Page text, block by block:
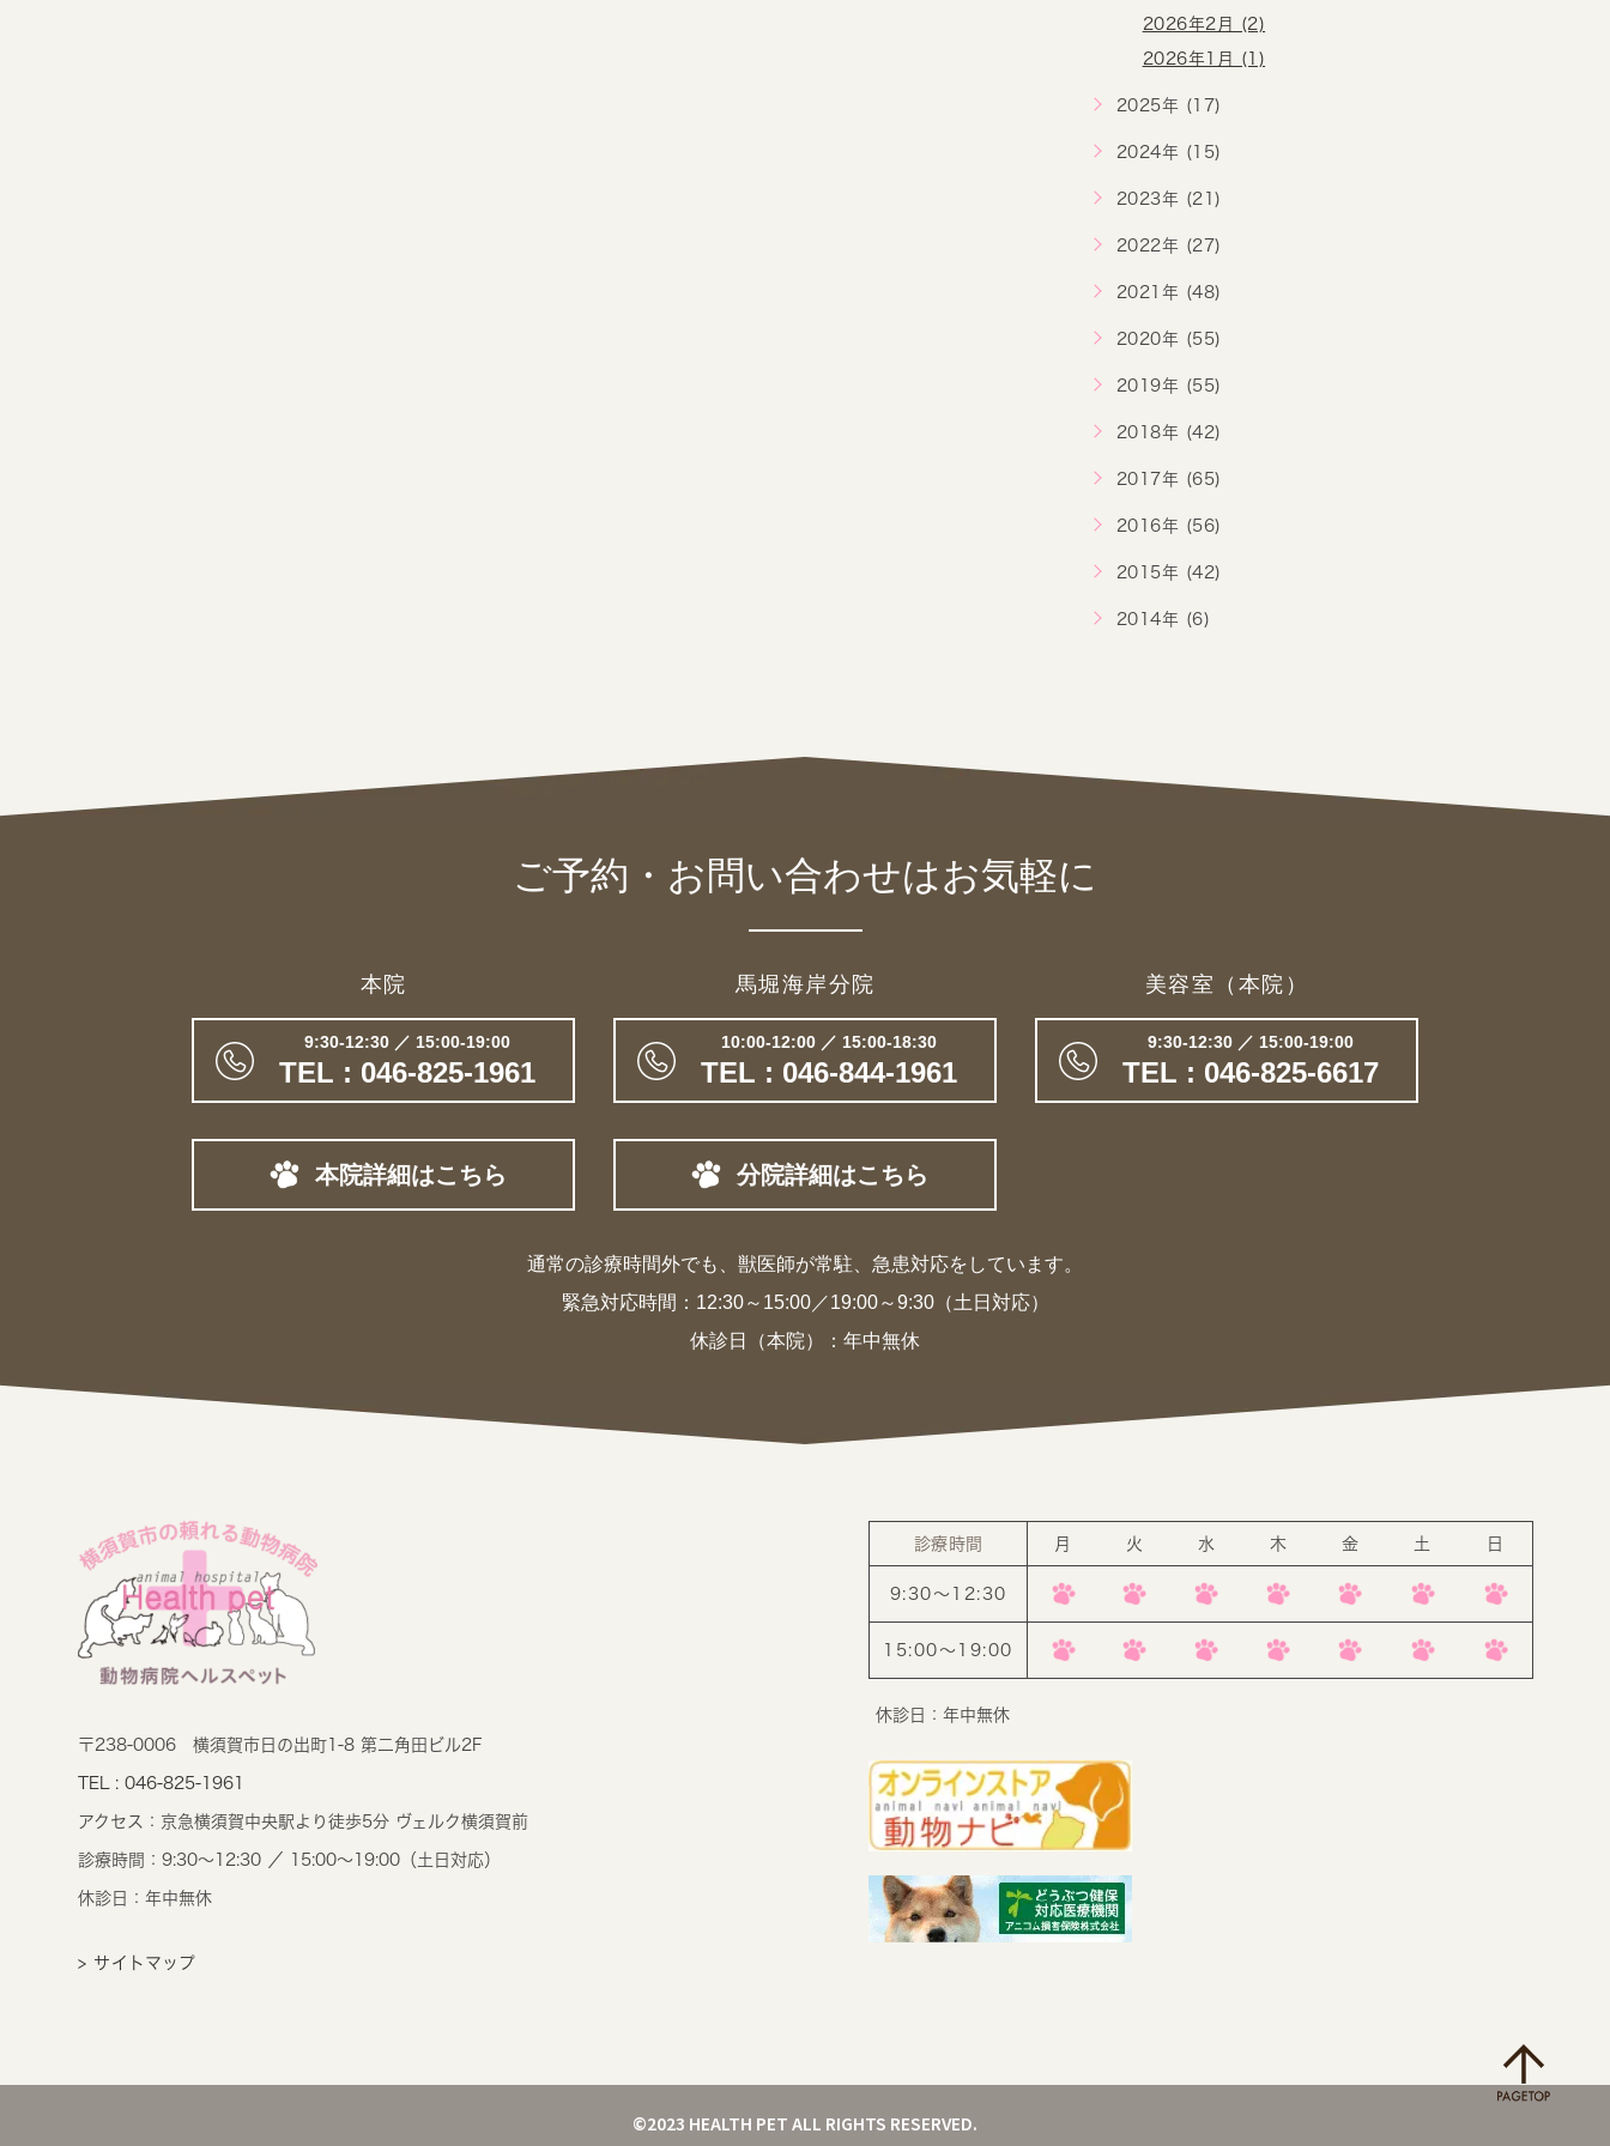
2026年2月 (2)
2026年1月 (1)
2025年 (17)
2024年 (15)
2023年 (21)
2022年 (27)
2021年 (48)
2020年 (55)
2019年 (55)
2018年 (42)
2017年 (65)
2016年 (56)
2015年 (42)
2014年 (6)
ご予約・お問い合わせはお気軽に
本院
9:30-12:30 ／ 15:00-19:00
TEL : 046-825-1961
本院詳細はこちら
馬堀海岸分院
10:00-12:00 ／ 15:00-18:30
TEL : 046-844-1961
分院詳細はこちら
美容室（本院）
9:30-12:30 ／ 15:00-19:00
TEL : 046-825-6617
通常の診療時間外でも、獣医師が常駐、 急患対応をしています。
緊急対応時間： 12:30～15:00／19:00～9:30（土日対応）
休診日（本院）：年中無休
〒238-0006 横須賀市日の出町1-8 第二角田ビル2F
TEL : 046-825-1961
アクセス： 京急横須賀中央駅より徒歩5分 ヴェルク横須賀前
診療時間： 9:30～12:30 ／ 15:00～19:00（土日対応）
休診日：年中無休
> サイトマップ
診療時間 月 火 水 木 金 土 日
9:30〜12:30
15:00〜19:00
休診日：年中無休
©2023 HEALTH PET ALL RIGHTS RESERVED.